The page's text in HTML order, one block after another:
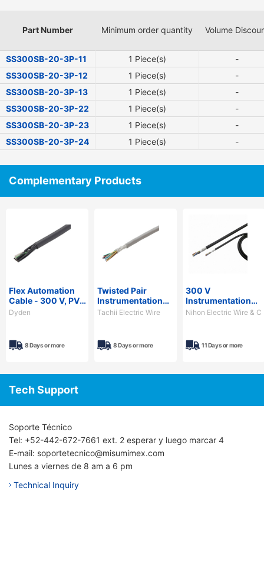
Part Number Minimum order quantity Volume
SS300SB-20-3P-11 1 Piece(s)
-
SS300SB-20-3P-12
1 Piece(s)
-
SS300SB-20-3P-13
1 Piece(s)
-
SS300SB-20-3P-22
1 Piece(s)
-
SS300SB-20-3P-23
1 Piece(s)
-
SS300SB-20-3P-24
1 Piece(s) -
Complementary Products
Flex Automation
Cable - 300 V, PVC
Sheath,
Dyden
8 Days or more
Twisted Pair
Instrumentation
Cable
Tachii Electric Wire
8 Days or more
300 V
Instrumentation
Cable - Shielded,
Nihon Electric Wire &
11 Days or more
Tech Support
Soporte Técnico
Tel: +52-442-672-7661 ext. 2 esperar y luego marcar 4
E-mail: soportetecnico@misumimex.com
Lunes a viernes de 8 am a 6 pm
Technical Inquiry